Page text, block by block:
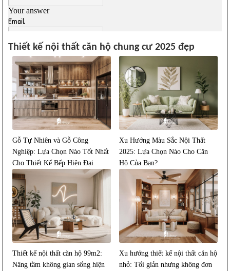
Thiết kế nội thất căn hộ chung cư 2025 đẹp
Gỗ Tự Nhiên và Gỗ Công
Nghiệp: Lựa Chọn Nào Tốt Nhất
Cho Thiết Kế Bếp Hiện Đại
2026?
Xu Hướng Màu Sắc Nội Thất
2025: Lựa Chọn Nào Cho Căn
Hộ Của Bạn?
Thiết kế nội thất căn hộ 99m2:
Nâng tầm không gian sống hiện
Xu hướng thiết kế nội thất căn hộ
nhỏ: Tối giản nhưng không đơn